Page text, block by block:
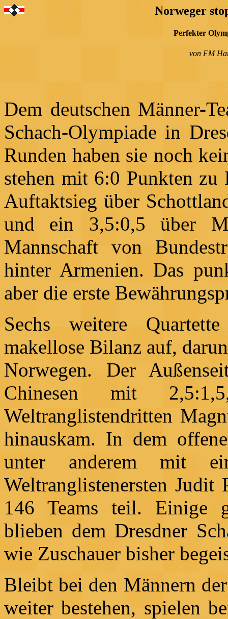
Norweger
Perfekter
von FM
Dem deutschen Männer-
Schach-Olympiade in
Runden haben sie noch
stehen mit 6:0 Punkten zu
Auftaktsieg über
und ein 3,5:0,5 über
Mannschaft von
hinter Armenien. Das
aber die erste
Sechs weitere
makellose Bilanz auf,
Norwegen. Der
Chinesen mit
Weltranglistendritten
hinauskam. In dem
unter anderem mit
Weltranglistenersten
146 Teams teil. Einige
blieben dem Dresdner
wie Zuschauer bisher
Bleibt bei den Männern
weiter bestehen, spielen